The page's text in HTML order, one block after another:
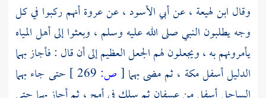
وقال ابن لهيعة ،عنأبي الأسود ،عنعروةأنهم ركبوا في كل
وجه يطلبون النبي صلى الله عليه وسلم ، وبعثوا إلى أهل المياه
يأمرونهم به ، ويجعلون لهم الجعل العظيم إلى أن قال : فأجاز بهما
الدليل أسفلمكة ،ثم مضى بهما [ص:
حتى جاء بهما